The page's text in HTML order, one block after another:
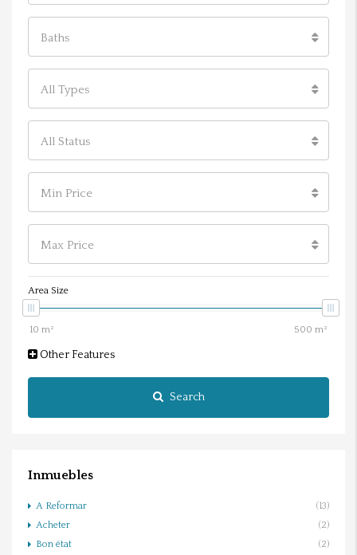
Baths
All Types
All Status
Min Price
Max Price
Area Size
Other Features
Search
Inmuebles
A Reformar
(13)
Acheter
(2)
Bon état
(2)